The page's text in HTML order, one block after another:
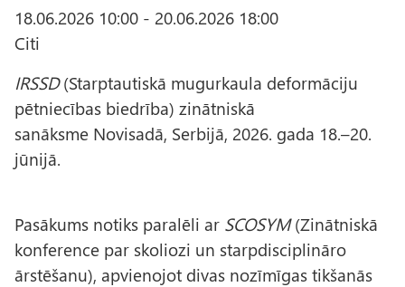
18.06.2026 10:00 - 20.06.2026 18:00
Citi
IRSSD(Starptautiskā mugurkaula deformāciju
pētniecības biedrība) zinātniskā
sanāksme Novisadā, Serbijā, 2026. gada 18.–20.
jūnijā.
Pasākums notiks paralēli ar SCOSYM(Zinātniskā
konference par skoliozi un starpdisciplināro
ārstēšanu), apvienojot divas nozīmīgas tikšanās